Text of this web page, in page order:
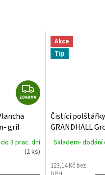
Z
D
A
ZDARMA
gril
3 prac. dní
(2 ks)
Akce
Tip
Čistící
GRANDHALL
Skladem- dodání
123,14 Kč bez